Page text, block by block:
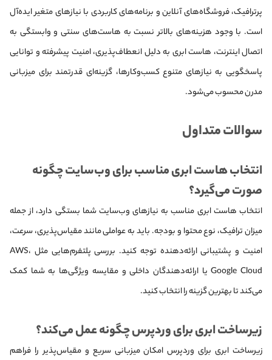
پرترافیک، فروشگاه‌های آنلاین و برنامه‌های کاربردی با نیازهای متغیر ایده‌آل
است. با وجود هزینه‌های بالاتر نسبت به هاست‌های سنتی و وابستگی به
اتصال اینترنت، هاست ابری به دلیل انعطاف‌پذیری، امنیت پیشرفته و توانایی
پاسخگویی به نیازهای متنوع کسب‌وکارها، گزینه‌ای قدرتمند برای میزبانی
مدرن محسوب می‌شود.
سوالات متداول
انتخاب هاست ابری مناسب برای وب‌سایت چگونه
صورت می‌گیرد؟
انتخاب هاست ابری مناسب به نیازهای وب‌سایت شما بستگی دارد، از جمله
میزان ترافیک، نوع محتوا و بودجه. باید به عواملی مانند مقیاس‌پذیری، سرعت،
امنیت و پشتیبانی ارائه‌دهنده توجه کنید. بررسی پلتفرم‌هایی مثل AWS،
Google Cloud یا ارائه‌دهندگان داخلی و مقایسه ویژگی‌ها به شما کمک
می‌کند تا بهترین گزینه را انتخاب کنید.
زیرساخت ابری برای وردپرس چگونه عمل می‌کند؟
زیرساخت ابری برای وردپرس امکان میزبانی سریع و مقیاس‌پذیر را فراهم